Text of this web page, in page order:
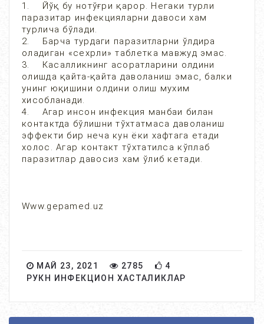
1. Йўқ бу нотўғри қарор. Негаки турли
паразитар инфекцияларни давоси хам
турлича бўлади.
2. Барча турдаги паразитларни ўлдира
оладиган «сехрли» таблетка мавжуд эмас.
3. Касалликнинг асоратларини олдини
олишда қайта-қайта даволаниш эмас, балки
унинг юқишини олдини олиш мухим
хисобланади.
4. Агар инсон инфекция манбаи билан
контактда бўлишни тўхтатмаса даволаниш
эффекти бир неча кун ёки хафтага етади
холос. Агар контакт тўхтатилса кўплаб
паразитлар давосиз хам ўлиб кетади.
Www.gepamed.uz
МАЙ 23, 2021 2785
4
РУКН ИНФЕКЦИОН ХАСТАЛИКЛАР